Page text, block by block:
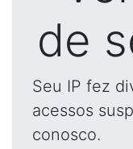
de
Seu IP fez
acessos
conosco.